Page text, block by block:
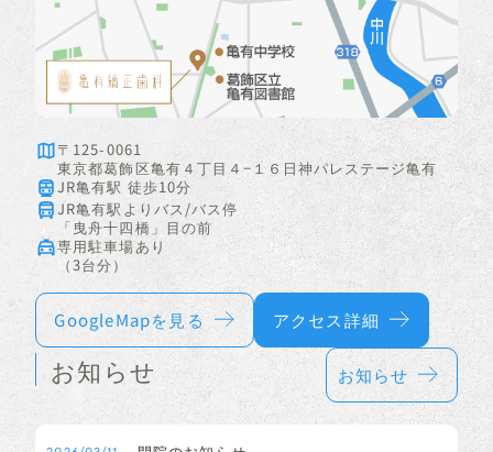
〒125-0061
東京都葛飾区亀有４丁目４−１６日神パレステージ亀有
JR亀有駅 徒歩10分
JR亀有駅よりバス/バス停
「曳舟十四橋」目の前
専用駐車場あり
（3台分）
GoogleMapを見る アクセス詳細
お知らせ お知らせ